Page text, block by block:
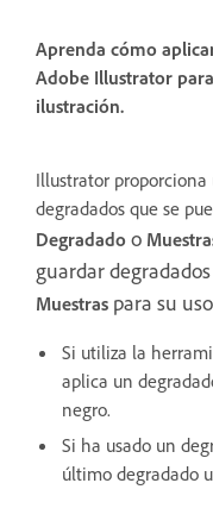
Aprenda cómo
Adobe Illustrator
ilustración.
Illustrator
degradados que se
Degradado o
guardar
Muestras para su
Si utiliza la
aplica un
negro.
Si ha usado un
último degradado